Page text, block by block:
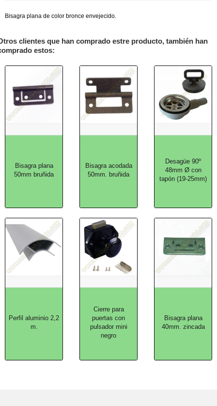
Bisagra plana de color bronce envejecido.
clientes que han comprado estre producto, también han
estos:
Bisagra plana
50mm bruñida
Bisagra acodada
50mm. bruñida
Desagüe 90º
48mm Ø con
tapón (19-25mm)
Perfil aluminio 2,2
m.
Cierre para
puertas con
pulsador mini
negro
Bisagra plana
40mm. zincada